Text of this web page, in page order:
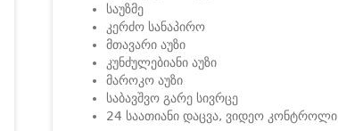
საუზმე
კერძო სანაპირო
მთავარი აუზი
კუნძულებიანი აუზი
მაროკო აუზი
საბავშვო გარე სივრცე
24 საათიანი დაცვა, ვიდეო კონტროლი